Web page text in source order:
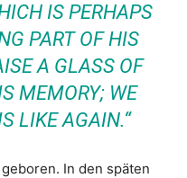
IS PERHAPS
PART OF HIS
A GLASS OF
MEMORY; WE
LIKE AGAIN.“
In den späten